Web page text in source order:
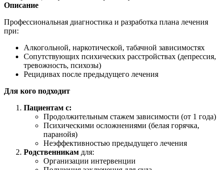
Описание
Профессиональная диагностика и разработка плана лечения
при:
Алкогольной, наркотической, табачной зависимостях
Сопутствующих психических расстройствах (депрессия,
тревожность, психозы)
Рецидивах после предыдущего лечения
Для кого подходит
Пациентам с:
Продолжительным стажем зависимости (от 1 года)
Психическими осложнениями (белая горячка,
паранойя)
Неэффективностью предыдущего лечения
Родственникам для:
Организации интервенции